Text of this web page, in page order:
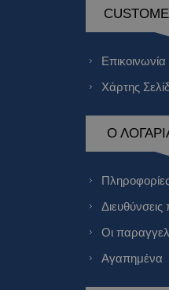
Επικοινωνία
Χάρτης
Ο
Διευθύνσεις
Οι
Αγαπημένα